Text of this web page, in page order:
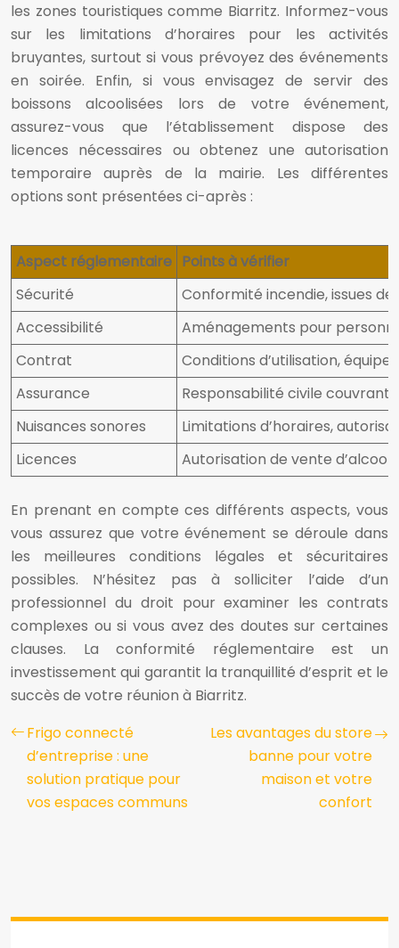
les zones touristiques comme Biarritz. Informez-vous
sur les limitations d’horaires pour les activités
bruyantes, surtout si vous prévoyez des événements
en soirée. Enfin, si vous envisagez de servir des
boissons alcoolisées lors de votre événement,
assurez-vous que l’établissement dispose des
licences nécessaires ou obtenez une autorisation
temporaire auprès de la mairie. Les différentes
options sont présentées ci-après :
Aspect réglementaire Points à vérifier
Sécurité
Conformité incendie, issues
Accessibilité
Aménagements pour
Contrat
Conditions d’utilisation,
Assurance
Responsabilité civile couvrant
Nuisances sonores
Limitations d’horaires,
Licences
Autorisation de vente d’alcool
En prenant en compte ces différents aspects, vous
vous assurez que votre événement se déroule dans
les meilleures conditions légales et sécuritaires
possibles. N’hésitez pas à solliciter l’aide d’un
professionnel du droit pour examiner les contrats
complexes ou si vous avez des doutes sur certaines
clauses. La conformité réglementaire est un
investissement qui garantit la tranquillité d’esprit et le
succès de votre réunion à Biarritz.
Frigo connecté
d’entreprise : une
solution pratique pour
vos espaces communs
Les avantages du store
banne pour votre
maison et votre
confort